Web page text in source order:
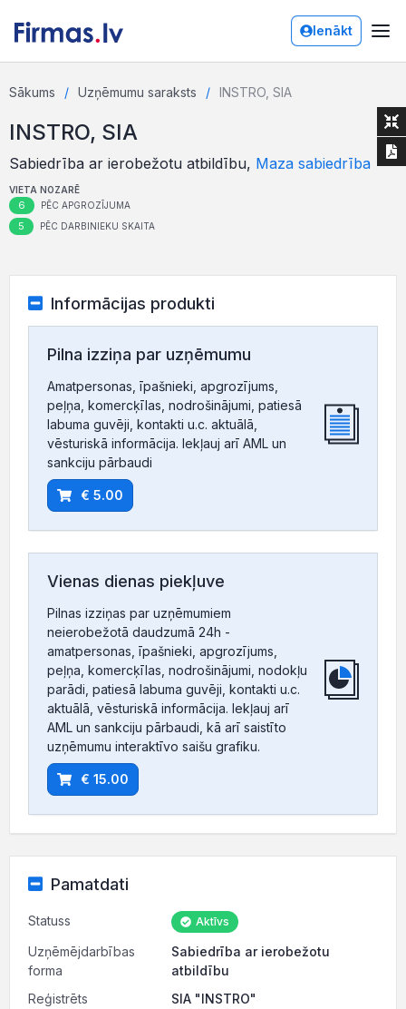
Ienākt
Sākums Uzņēmumu saraksts INSTRO, SIA
INSTRO, SIA
Sabiedrība ar ierobežotu atbildību, Maza sabiedrība
VIETA NOZARĒ
6 PĒC APGROZĪJUMA
5 PĒC DARBINIEKU SKAITA
Informācijas produkti
Pilna izziņa par uzņēmumu
Amatpersonas, īpašnieki, apgrozījums,
peļņa, komercķīlas, nodrošinājumi, patiesā
labuma guvēji, kontakti u.c. aktuālā,
vēsturiskā informācija. Iekļauj arī AML un
sankciju pārbaudi
€ 5.00
Vienas dienas piekļuve
Pilnas izziņas par uzņēmumiem
neierobežotā daudzumā 24h -
amatpersonas, īpašnieki, apgrozījums,
peļņa, komercķīlas, nodrošinājumi, nodokļu
parādi, patiesā labuma guvēji, kontakti u.c.
aktuālā, vēsturiskā informācija. Iekļauj arī
AML un sankciju pārbaudi, kā arī saistīto
uzņēmumu interaktīvo saišu grafiku.
€ 15.00
Pamatdati
Statuss Aktīvs
Uzņēmējdarbības
forma
Sabiedrība ar ierobežotu
atbildību
Reģistrēts
SIA "INSTRO"